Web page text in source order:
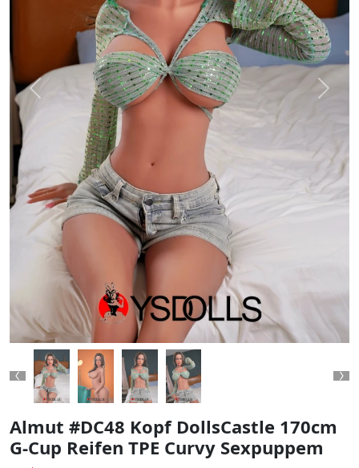
Previous Next
Previous
Almut #DC48 Kopf DollsCastle 170cm
G-Cup Reifen TPE Curvy Sexpuppem